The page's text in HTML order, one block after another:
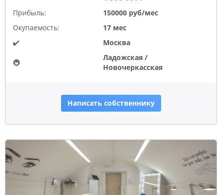
Прибыль:
150000 руб/мес
Окупаемость:
17 мес
✔️
Москва
🚇
Ладожская /
Новочеркасская
Написать собственнику